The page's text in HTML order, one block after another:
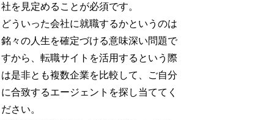
社を見定めることが必須です。
どういった会社に就職するかというのは
銘々の人生を確定づける意味深い問題で
すから、転職サイトを活用するという際
は是非とも複数企業を比較して、ご自分
に合致するエージェントを探し当ててく
ださい。